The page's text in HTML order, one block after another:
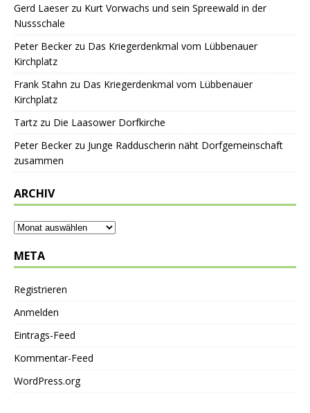
Gerd Laeserzu Kurt Vorwachs und sein Spreewald in der
Nussschale
Peter Beckerzu Das Kriegerdenkmal vom Lübbenauer
Kirchplatz
Frank Stahn zu Das Kriegerdenkmal vom Lübbenauer
Kirchplatz
Tartz zu Die Laasower Dorfkirche
Peter Beckerzu Junge Radduscherin näht Dorfgemeinschaft
zusammen
ARCHIV
META
Registrieren
Anmelden
Eintrags-Feed
Kommentar-Feed
WordPress.org